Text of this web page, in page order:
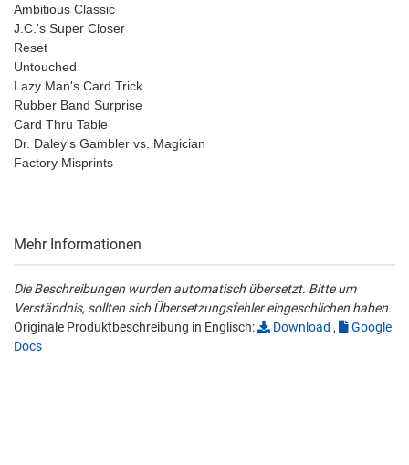
Ambitious Classic
J.C.'s Super Closer
Reset
Untouched
Lazy Man's Card Trick
Rubber Band Surprise
Card Thru Table
Dr. Daley's Gambler vs. Magician
Factory Misprints
Mehr Informationen
Die Beschreibungen wurden automatisch übersetzt. Bitte um
Verständnis, sollten sich Übersetzungsfehler eingeschlichen haben.
Originale Produktbeschreibung in Englisch:
Download ,
Google
Docs